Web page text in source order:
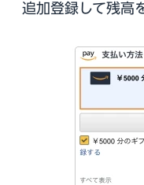
追加登録して残高